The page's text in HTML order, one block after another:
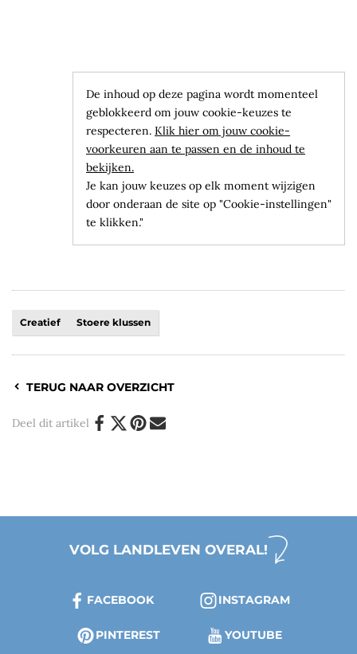
De inhoud op deze pagina wordt momenteel
geblokkeerd om jouw cookie-keuzes te
respecteren. Klik hier om jouw cookie-
voorkeuren aan te passen en de inhoud te
bekijken.
Je kan jouw keuzes op elk moment wijzigen
door onderaan de site op "Cookie-instellingen"
te klikken."
Creatief Stoere klussen
TERUG NAAR OVERZICHT
Deel dit artikel
VOLG LANDLEVEN OVERAL!
FACEBOOK INSTAGRAM
PINTEREST YOUTUBE